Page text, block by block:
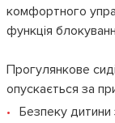
комфортного
функція
Прогулянкове
опускається за
Безпеку дитини